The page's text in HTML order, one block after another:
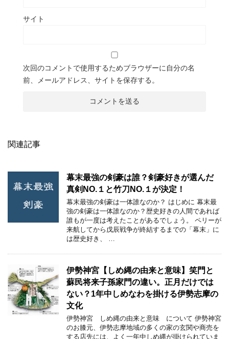
サイト
次回のコメントで使用するためブラウザーに自分の名
前、メールアドレス、サイトを保存する。
関連記事
幕末最強の剣豪は誰？剣豪好きが選んだ
真剣NO.１と竹刀NO.１が決定！
幕末最強の剣豪は一体誰なのか？ はじめに 幕末最
強の剣豪は一体誰なのか？歴史好きの人間であれば
誰もが一度は考えたことがあるでしょう。 ペリーが
来航してから戊辰戦争が終結するまでの「幕末」に
は歴史好き、 …
伊勢神宮【しめ縄の由来と意味】笑門と
蘇民将来子孫家門の違い。正月だけでは
ない？1年中しめなわを掛ける伊勢志摩の
文化
伊勢神宮 しめ縄の由来と意味 について 伊勢神宮
のお膝元、伊勢志摩地域の多くの家の玄関や商売を
する店先には、よく一年中しめ縄が掛けられていま